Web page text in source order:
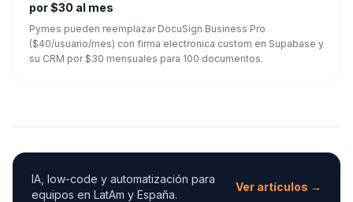
por $30 al mes
Pymes pueden reemplazar DocuSign Business Pro
($40/usuario/mes) con firma electronica custom en Supabase y
su CRM por $30 mensuales para 100 documentos.
IA, low-code y automatización para
equipos en LatAm y España.
Ver artículos →